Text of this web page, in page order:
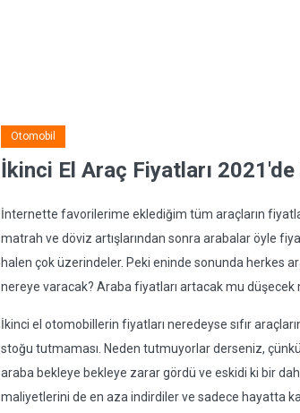
Otomobil
İkinci El Araç Fiyatları
İnternette favorilerime eklediğim tüm araçların
matrah ve döviz artışlarından sonra arabalar öyle
halen çok üzerindeler. Peki eninde sonunda herkes
nereye varacak? Araba fiyatları artacak mu düşecek
İkinci el otomobillerin fiyatları neredeyse sıfır
stoğu tutmaması. Neden tutmuyorlar derseniz,
araba bekleye bekleye zarar gördü ve eskidi ki bir
maliyetlerini de en aza indirdiler ve sadece hayatta